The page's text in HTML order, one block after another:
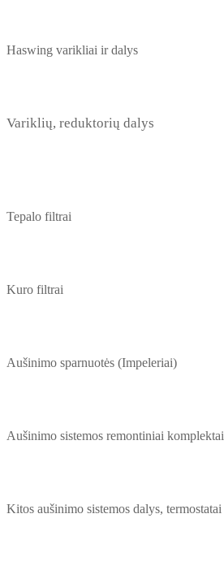
Haswing varikliai ir dalys
Variklių, reduktorių dalys
Tepalo filtrai
Kuro filtrai
Aušinimo sparnuotės (Impeleriai)
Aušinimo sistemos remontiniai komplektai
Kitos aušinimo sistemos dalys, termostatai